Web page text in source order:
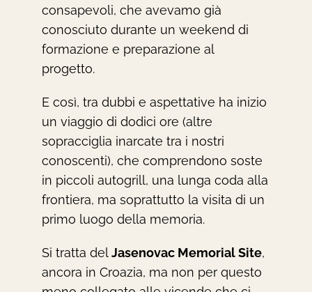
consapevoli, che avevamo già
conosciuto durante un weekend di
formazione e preparazione al
progetto.
E così, tra dubbi e aspettative ha inizio
un viaggio di dodici ore (altre
sopracciglia inarcate tra i nostri
conoscenti), che comprendono soste
in piccoli autogrill, una lunga coda alla
frontiera, ma soprattutto la visita di un
primo luogo della memoria.
Si tratta delJasenovac Memorial Site,
ancora in Croazia, ma non per questo